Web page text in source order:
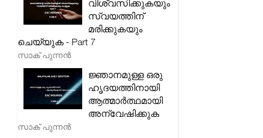
വിശ്വസിക്കുകയും
സ്വയത്തിന്
മരിക്കുകയും
ചെയ്യുക - Part 7
സാക് പുന്നൻ
ജ്ഞാനമുള്ള ഒരു
ഹൃദയത്തിനായി
ആത്മാർത്ഥമായി
അന്വേഷിക്കുക
സാക് പുന്നൻ